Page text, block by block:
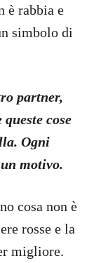
è rabbia e
simbolo di
partner,
cose
Ogni
motivo.
cosa non è
rosse e la
migliore.